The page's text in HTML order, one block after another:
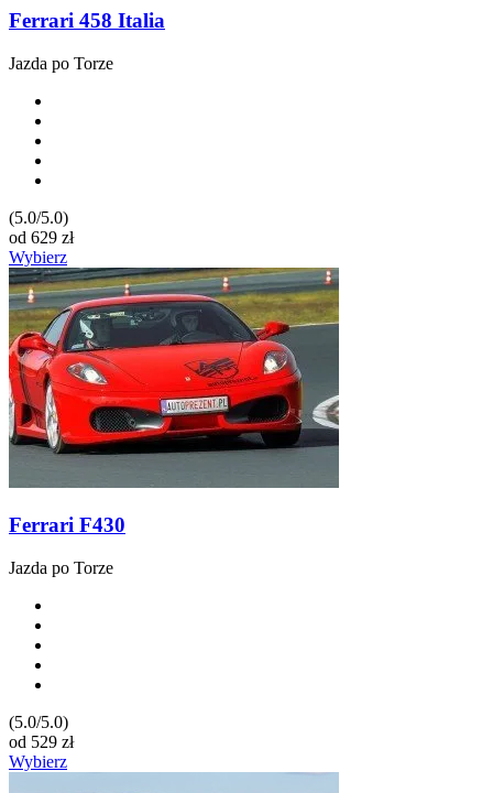
Ferrari 458 Italia
Jazda po Torze
(5.0/5.0)
od 629 zł
Wybierz
Ferrari F430
Jazda po Torze
(5.0/5.0)
od 529 zł
Wybierz